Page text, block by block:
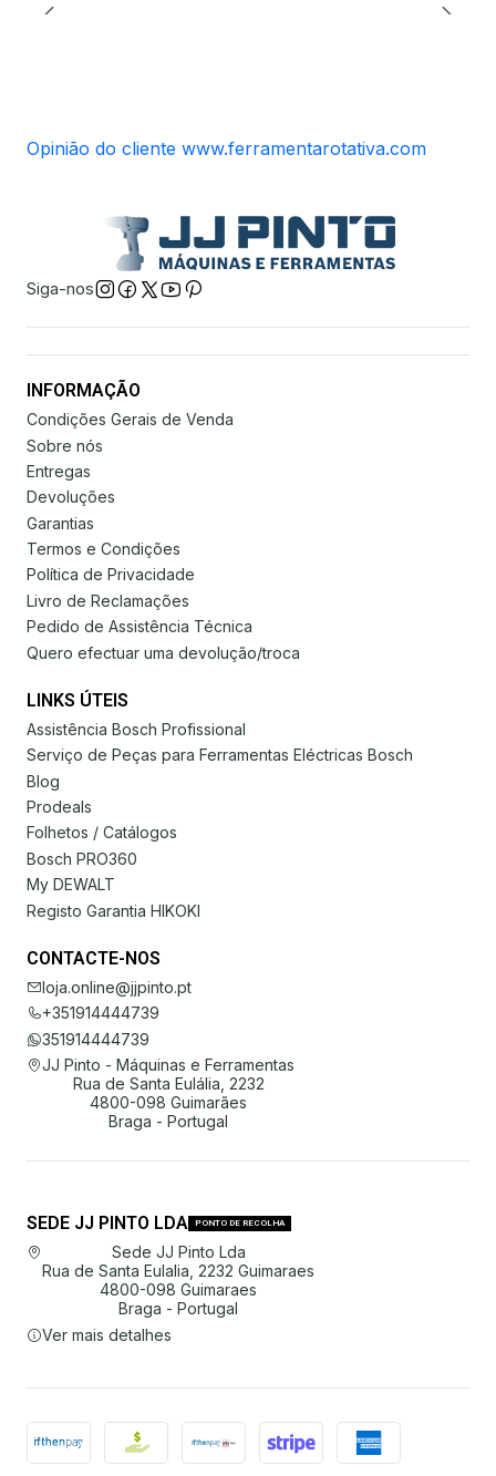
Opinião do cliente www.ferramentarotativa.com
Siga-nos
INFORMAÇÃO
Condições Gerais de Venda
Sobre nós
Entregas
Devoluções
Garantias
Termos e Condições
Política de Privacidade
Livro de Reclamações
Pedido de Assistência Técnica
Quero efectuar uma devolução/troca
LINKS ÚTEIS
Assistência Bosch Profissional
Serviço de Peças para Ferramentas Eléctricas Bosch
Blog
Prodeals
Folhetos / Catálogos
Bosch PRO360
My DEWALT
Registo Garantia HIKOKI
CONTACTE-NOS
loja.online@jjpinto.pt
+351914444739
351914444739
JJ Pinto - Máquinas e Ferramentas
Rua de Santa Eulália, 2232
4800-098 Guimarães
Braga - Portugal
SEDE JJ PINTO LDA PONTO DE RECOLHA
Sede JJ Pinto Lda
Rua de Santa Eulalia, 2232 Guimaraes
4800-098 Guimaraes
Braga - Portugal
Ver mais detalhes